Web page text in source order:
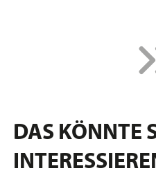
DAS KÖNNTE